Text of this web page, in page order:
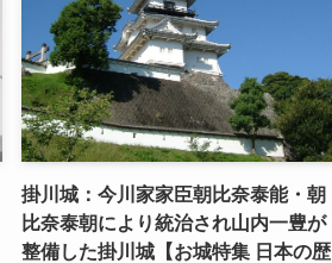
掛川城：今川家家臣朝比奈泰能・朝
比奈泰朝により統治され山内一豊が
整備した掛川城【お城特集 日本の歴